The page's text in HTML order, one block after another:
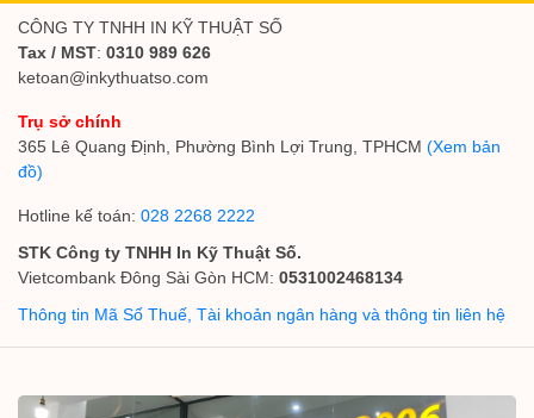
CÔNG TY TNHH IN KỸ THUẬT SỐ
Tax / MST: 0310 989 626
ketoan@inkythuatso.com
Trụ sở chính
365 Lê Quang Định, Phường Bình Lợi Trung, TPHCM (Xem bản
đồ)
Hotline kế toán: 028 2268 2222
STK Công ty TNHH In Kỹ Thuật Số.
Vietcombank Đông Sài Gòn HCM: 0531002468134
Thông tin Mã Số Thuế, Tài khoản ngân hàng và thông tin liên hệ